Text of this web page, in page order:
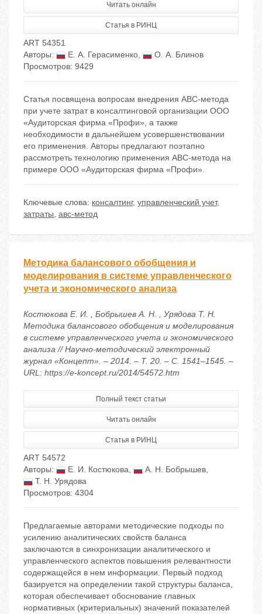
Читать онлайн
Статья в РИНЦ
ART 54351
Авторы:
Е. А. Герасименко,
О. А. Блинов
Просмотров: 9429
Статья посвящена вопросам внедрения АВС-метода
при учете затрат в консалтинговой организации ООО
«Аудиторская фирма «Профи», а также
необходимости в дальнейшем усовершенствовании
его применения. Авторы предлагают поэтапно
рассмотреть технологию применения АВС-метода на
примере ООО «Аудиторская фирма «Профи».
Ключевые слова: консалтинг, управленческий учет,
затраты, авс-метод
Методика балансового обобщения и
моделирования в системе управленческого
учета и экономического анализа
Костюкова Е. И. , Бобрышев А. Н. , Урядова Т. Н.
Методика балансового обобщения и моделирования
в системе управленческого учета и экономического
анализа // Научно-методический электронный
журнал «Концепт». – 2014. – Т. 20. – С. 1541–1545. –
URL: https://e-koncept.ru/2014/54572.htm
Полный текст статьи
Читать онлайн
Статья в РИНЦ
ART 54572
Авторы:
Е. И. Костюкова, А. Н. Бобрышев,
Т. Н. Урядова
Просмотров: 4304
Предлагаемые авторами методические подходы по
усилению аналитических свойств баланса
заключаются в синхронизации аналитического и
управленческого аспектов повышения релевантности
содержащейся в нем информации. Первый подход
базируется на определении такой структуры баланса,
которая обеспечивает обоснование главных
нормативных (критериальных) значений показателей